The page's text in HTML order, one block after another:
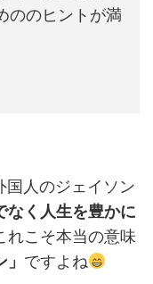
ののヒントが満
国人のジェイソン
なく人生を豊かに
れこそ本当の意味
ですよね